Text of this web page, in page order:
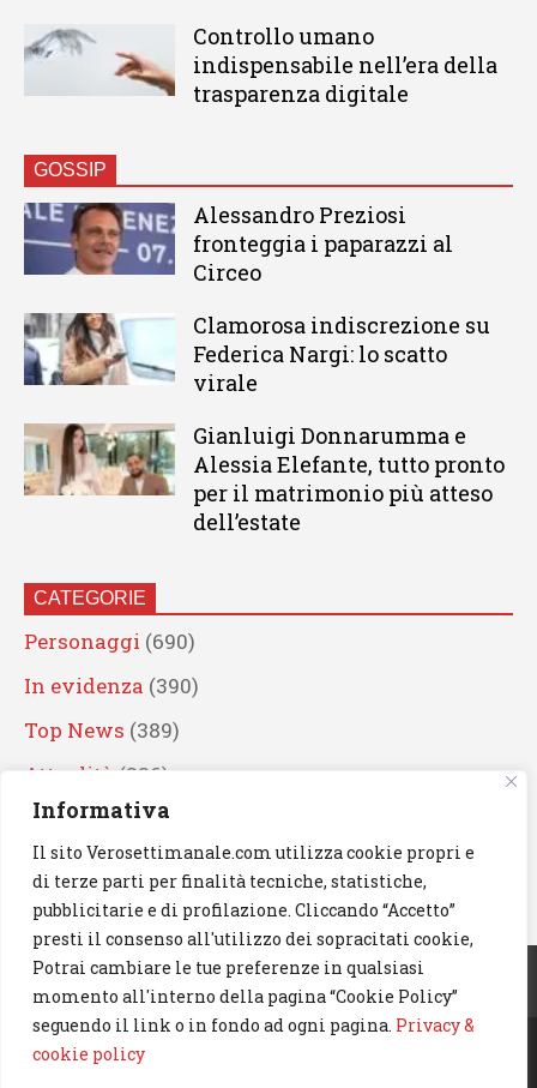
Informativa
Il sito Verosettimanale.com utilizza cookie propri e
di terze parti per finalità tecniche, statistiche,
pubblicitarie e di profilazione. Cliccando “Accetto”
presti il consenso all'utilizzo dei sopracitati cookie,
Potrai cambiare le tue preferenze in qualsiasi
momento all'interno della pagina “Cookie Policy”
seguendo il link o in fondo ad ogni pagina. Privacy &
cookie policy
Controllo umano
indispensabile nell’era della
trasparenza digitale
GOSSIP
Alessandro Preziosi
fronteggia i paparazzi al
Circeo
Clamorosa indiscrezione su
Federica Nargi: lo scatto
virale
Gianluigi Donnarumma e
Alessia Elefante, tutto pronto
per il matrimonio più atteso
dell’estate
CATEGORIE
Personaggi (690)
In evidenza (390)
Top News (389)
Attualità (336)
Eventi(330)
Artisti (241)
News(239)
Cerca
© 2023 Verosettimanale.com. All rights reserved.